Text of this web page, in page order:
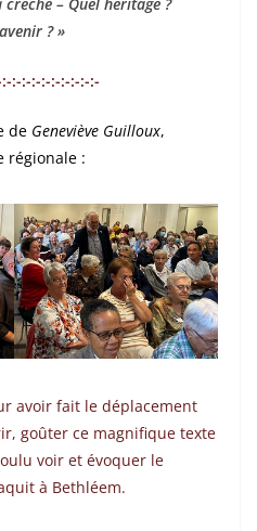
? »
:-:-:-:-:-:-:-:-:-
de Geneviève Guilloux,
régionale :
avoir fait le déplacement
goûter ce magnifique texte
voir et évoquer le
à Bethléem.